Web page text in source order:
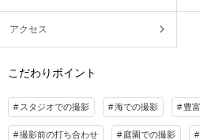
アクセス
こだわりポイント
スタジオでの撮影 海での撮影 豊
撮影前の打ち合わせ 庭園での撮影